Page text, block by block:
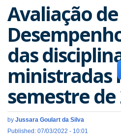
Avaliação de
das
ministradas
semestre de
by Jussara Goulart da Silva
Published: 07/03/2022 - 10:01